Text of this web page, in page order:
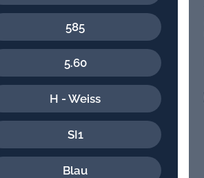
585
5.60
H - Weiss
SI1
Blau